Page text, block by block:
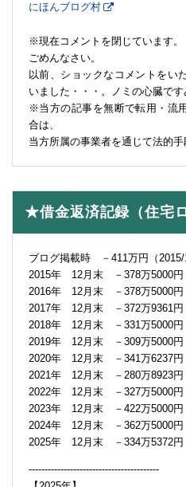
にほんブログ村
※現在コメントを閉じています。
ごめんなさい。
以前、ショックなコメントをい
いました・・・。ノミの心臓です
※当方の記事を無断で転用・流
合は、
当方所属の事業者を通じて法的手
★借金返済記録（住宅
ブログ掲載時 －411万円（2015/
2015年 12月末 －378万5000円
2016年 12月末 －378万5000円
2017年 12月末 －372万9361円
2018年 12月末 －331万5000円
2019年 12月末 －309万5000円
2020年 12月末 －341万6237円
2021年 12月末 －280万8923円
2022年 12月末 －327万5000円
2023年 12月末 －422万5000円
2024年 12月末 －362万5000円
2025年 12月末 －334万5372円
-----------------------------------------